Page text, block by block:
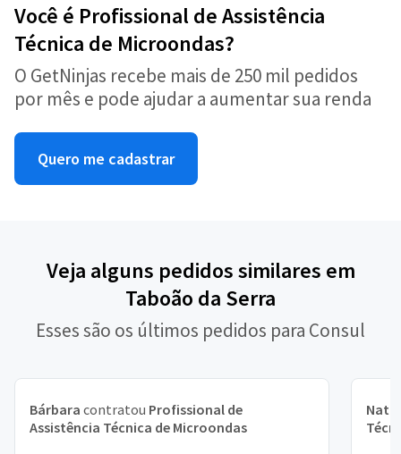
Você é Profissional de Assistência
Técnica de Microondas?
O GetNinjas recebe mais de 250 mil pedidos
por mês e pode ajudar a aumentar sua renda
Quero me cadastrar
Veja alguns pedidos similares em
Taboão da Serra
Esses são os últimos pedidos para Consul
Bárbara contratou Profissional de
Assistência Técnica de Microondas